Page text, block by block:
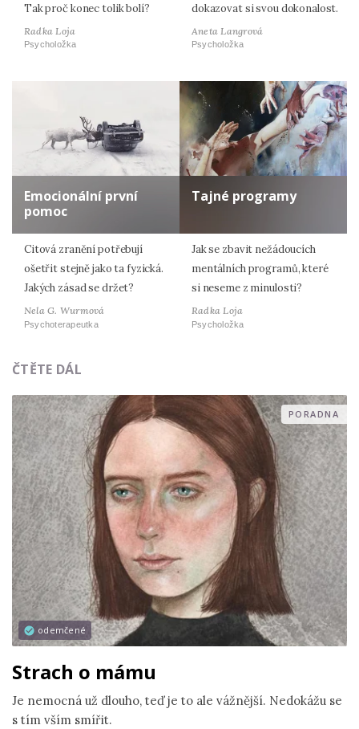
Tak proč konec tolik bolí?
Radka Loja
Psycholožka
dokazovat si svou dokonalost.
Aneta Langrová
Psycholožka
Emocionální první
pomoc
Citová zranění potřebují
ošetřit stejně jako ta fyzická.
Jakých zásad se držet?
Nela G. Wurmová
Psychoterapeutka
Tajné programy
Jak se zbavit nežádoucích
mentálních programů, které
si neseme z minulosti?
Radka Loja
Psycholožka
ČTĚTE DÁL
odemčené
PORADNA
Strach o mámu
Je nemocná už dlouho, teď je to ale vážnější. Nedokážu se
s tím vším smířit.